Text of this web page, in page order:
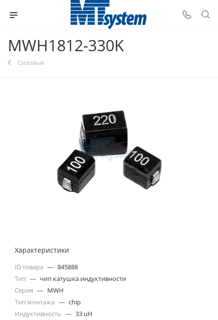
MWH1812-330K
Силовые
Характеристики
ID товара — 845888
Тип — чип катушка индуктивности
Серия — MWH
Тип монтажа — chip
Индуктивность — 33 uH